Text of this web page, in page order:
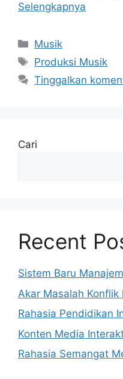
Selengkapnya
Kategori
Musik
Tag
Produksi Musik
Tinggalkan
Cari
Recent
Sistem Baru
Akar Masalah Konflik
Rahasia Pendidikan
Konten Media
Rahasia Semangat